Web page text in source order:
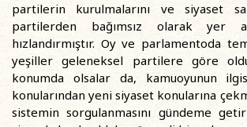
partilerin kurulmalarını ve siyaset
partilerden bağımsız olarak yer
hızlandırmıştır. Oy ve parlamentoda
yeşiller geleneksel partilere göre
konumda olsalar da, kamuoyunun
konularından yeni siyaset konularına
sistemin sorgulanmasını gündeme